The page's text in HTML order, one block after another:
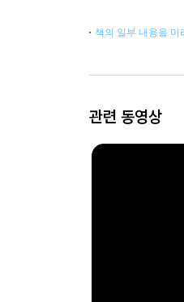
책의 일부 내용을 미
관련 동영상